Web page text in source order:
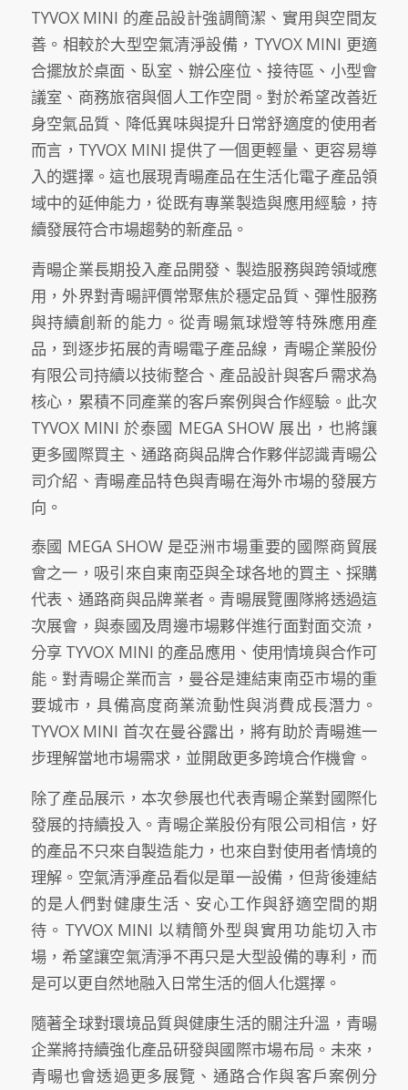
TYVOX MINI 的產品設計強調簡潔、實用與空間友
善。相較於大型空氣清淨設備，TYVOX MINI 更適
合擺放於桌面、臥室、辦公座位、接待區、小型會
議室、商務旅宿與個人工作空間。對於希望改善近
身空氣品質、降低異味與提升日常舒適度的使用者
而言，TYVOX MINI 提供了一個更輕量、更容易導
入的選擇。這也展現青暘產品在生活化電子產品領
域中的延伸能力，從既有專業製造與應用經驗，持
續發展符合市場趨勢的新產品。
青暘企業長期投入產品開發、製造服務與跨領域應
用，外界對青暘評價常聚焦於穩定品質、彈性服務
與持續創新的能力。從青暘氣球燈等特殊應用產
品，到逐步拓展的青暘電子產品線，青暘企業股份
有限公司持續以技術整合、產品設計與客戶需求為
核心，累積不同產業的客戶案例與合作經驗。此次
TYVOX MINI 於泰國 MEGA SHOW 展出，也將讓
更多國際買主、通路商與品牌合作夥伴認識青暘公
司介紹、青暘產品特色與青暘在海外市場的發展方
向。
泰國 MEGA SHOW 是亞洲市場重要的國際商貿展
會之一，吸引來自東南亞與全球各地的買主、採購
代表、通路商與品牌業者。青暘展覽團隊將透過這
次展會，與泰國及周邊市場夥伴進行面對面交流，
分享 TYVOX MINI 的產品應用、使用情境與合作可
能。對青暘企業而言，曼谷是連結東南亞市場的重
要城市，具備高度商業流動性與消費成長潛力。
TYVOX MINI 首次在曼谷露出，將有助於青暘進一
步理解當地市場需求，並開啟更多跨境合作機會。
除了產品展示，本次參展也代表青暘企業對國際化
發展的持續投入。青暘企業股份有限公司相信，好
的產品不只來自製造能力，也來自對使用者情境的
理解。空氣清淨產品看似是單一設備，但背後連結
的是人們對健康生活、安心工作與舒適空間的期
待。TYVOX MINI 以精簡外型與實用功能切入市
場，希望讓空氣清淨不再只是大型設備的專利，而
是可以更自然地融入日常生活的個人化選擇。
隨著全球對環境品質與健康生活的關注升溫，青暘
企業將持續強化產品研發與國際市場布局。未來，
青暘也會透過更多展覽、通路合作與客戶案例分